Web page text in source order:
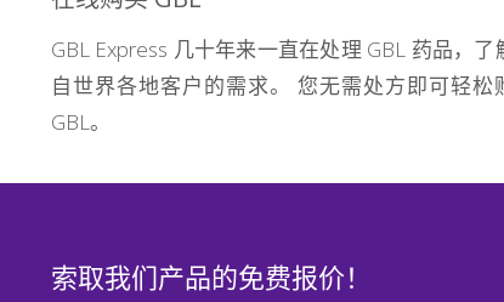
GBL Express 几十年来一直在处理 GBL 药品，了
自世界各地客户的需求。 您无需处方即可轻松
GBL。
索取我们产品的免费报价！